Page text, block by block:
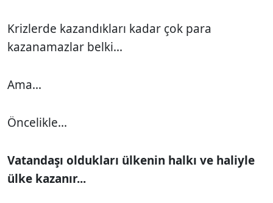
Krizlerde kazandıkları kadar çok para
kazanamazlar belki...
Ama...
Öncelikle...
Vatandaşı oldukları ülkenin halkı ve haliyle
ülke kazanır...